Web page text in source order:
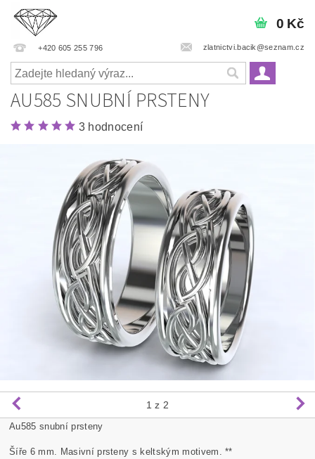
+420 605 255 796 zlatnictvi.bacik@seznam.cz
0 Kč
AU585 SNUBNÍ PRSTENY
3 hodnocení
1 z 2
Au585 snubní prsteny
Šíře 6 mm. Masivní prsteny s keltským motivem. **